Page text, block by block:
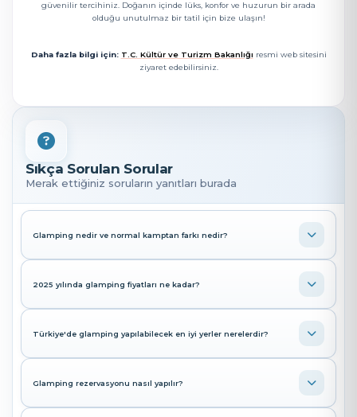
güvenilir tercihiniz. Doğanın içinde lüks, konfor ve huzurun bir arada
olduğu unutulmaz bir tatil için bize ulaşın!
Daha fazla bilgi için: T.C. Kültür ve Turizm Bakanlığı resmi web sitesini
ziyaret edebilirsiniz.
Sıkça Sorulan Sorular
Merak ettiğiniz soruların yanıtları burada
Glamping nedir ve normal kamptan farkı nedir?
2025 yılında glamping fiyatları ne kadar?
Türkiye'de glamping yapılabilecek en iyi yerler nerelerdir?
Glamping rezervasyonu nasıl yapılır?